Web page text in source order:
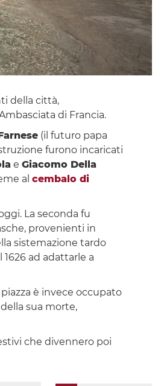
della città,
di Francia.
(il futuro papa
furono incaricati
e Giacomo Della
al cembalo di
La seconda fu
provenienti in
sistemazione tardo
ad adattarle a
è invece occupato
sua morte,
che divennero poi